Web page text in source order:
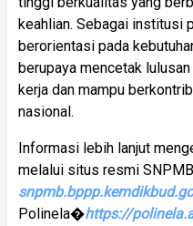
keahlian. Sebagai institusi
berorientasi pada
berupaya mencetak
kerja dan mampu
nasional.
Informasi lebih lanjut
melalui situs resmi
Polinela�https://